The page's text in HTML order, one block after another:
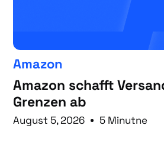
Amazon
Amazon schafft
Grenzen ab
August 5, 2026 5 Minutne